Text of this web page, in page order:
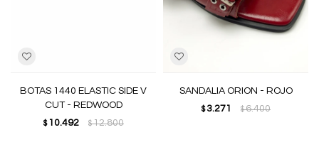
BOTAS 1440 ELASTIC SIDE V
CUT - REDWOOD
$ 10.492 $12.800
SANDALIA ORION - ROJO
$ 3.271 $6.400